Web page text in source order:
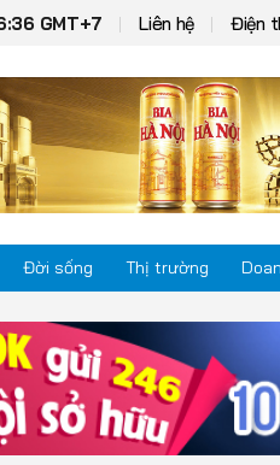
GMT+7 Liên hệ Điện
Đời sống Thị trường
Doanh nghiệp
Đồ uống